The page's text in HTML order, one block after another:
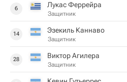
6 Лукас Феррейра
Защитник
14 Эзекиль Каннаво
Защитник
28 Виктор Агилера
Защитник